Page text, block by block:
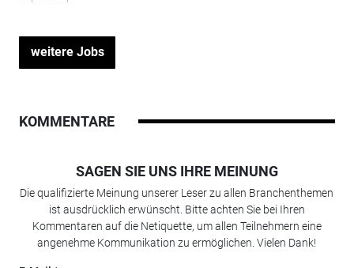
weitere Jobs
KOMMENTARE
SAGEN SIE UNS IHRE MEINUNG
Die qualifizierte Meinung unserer Leser zu allen Branchenthemen
ist ausdrücklich erwünscht. Bitte achten Sie bei Ihren
Kommentaren auf die Netiquette, um allen Teilnehmern eine
angenehme Kommunikation zu ermöglichen. Vielen Dank!